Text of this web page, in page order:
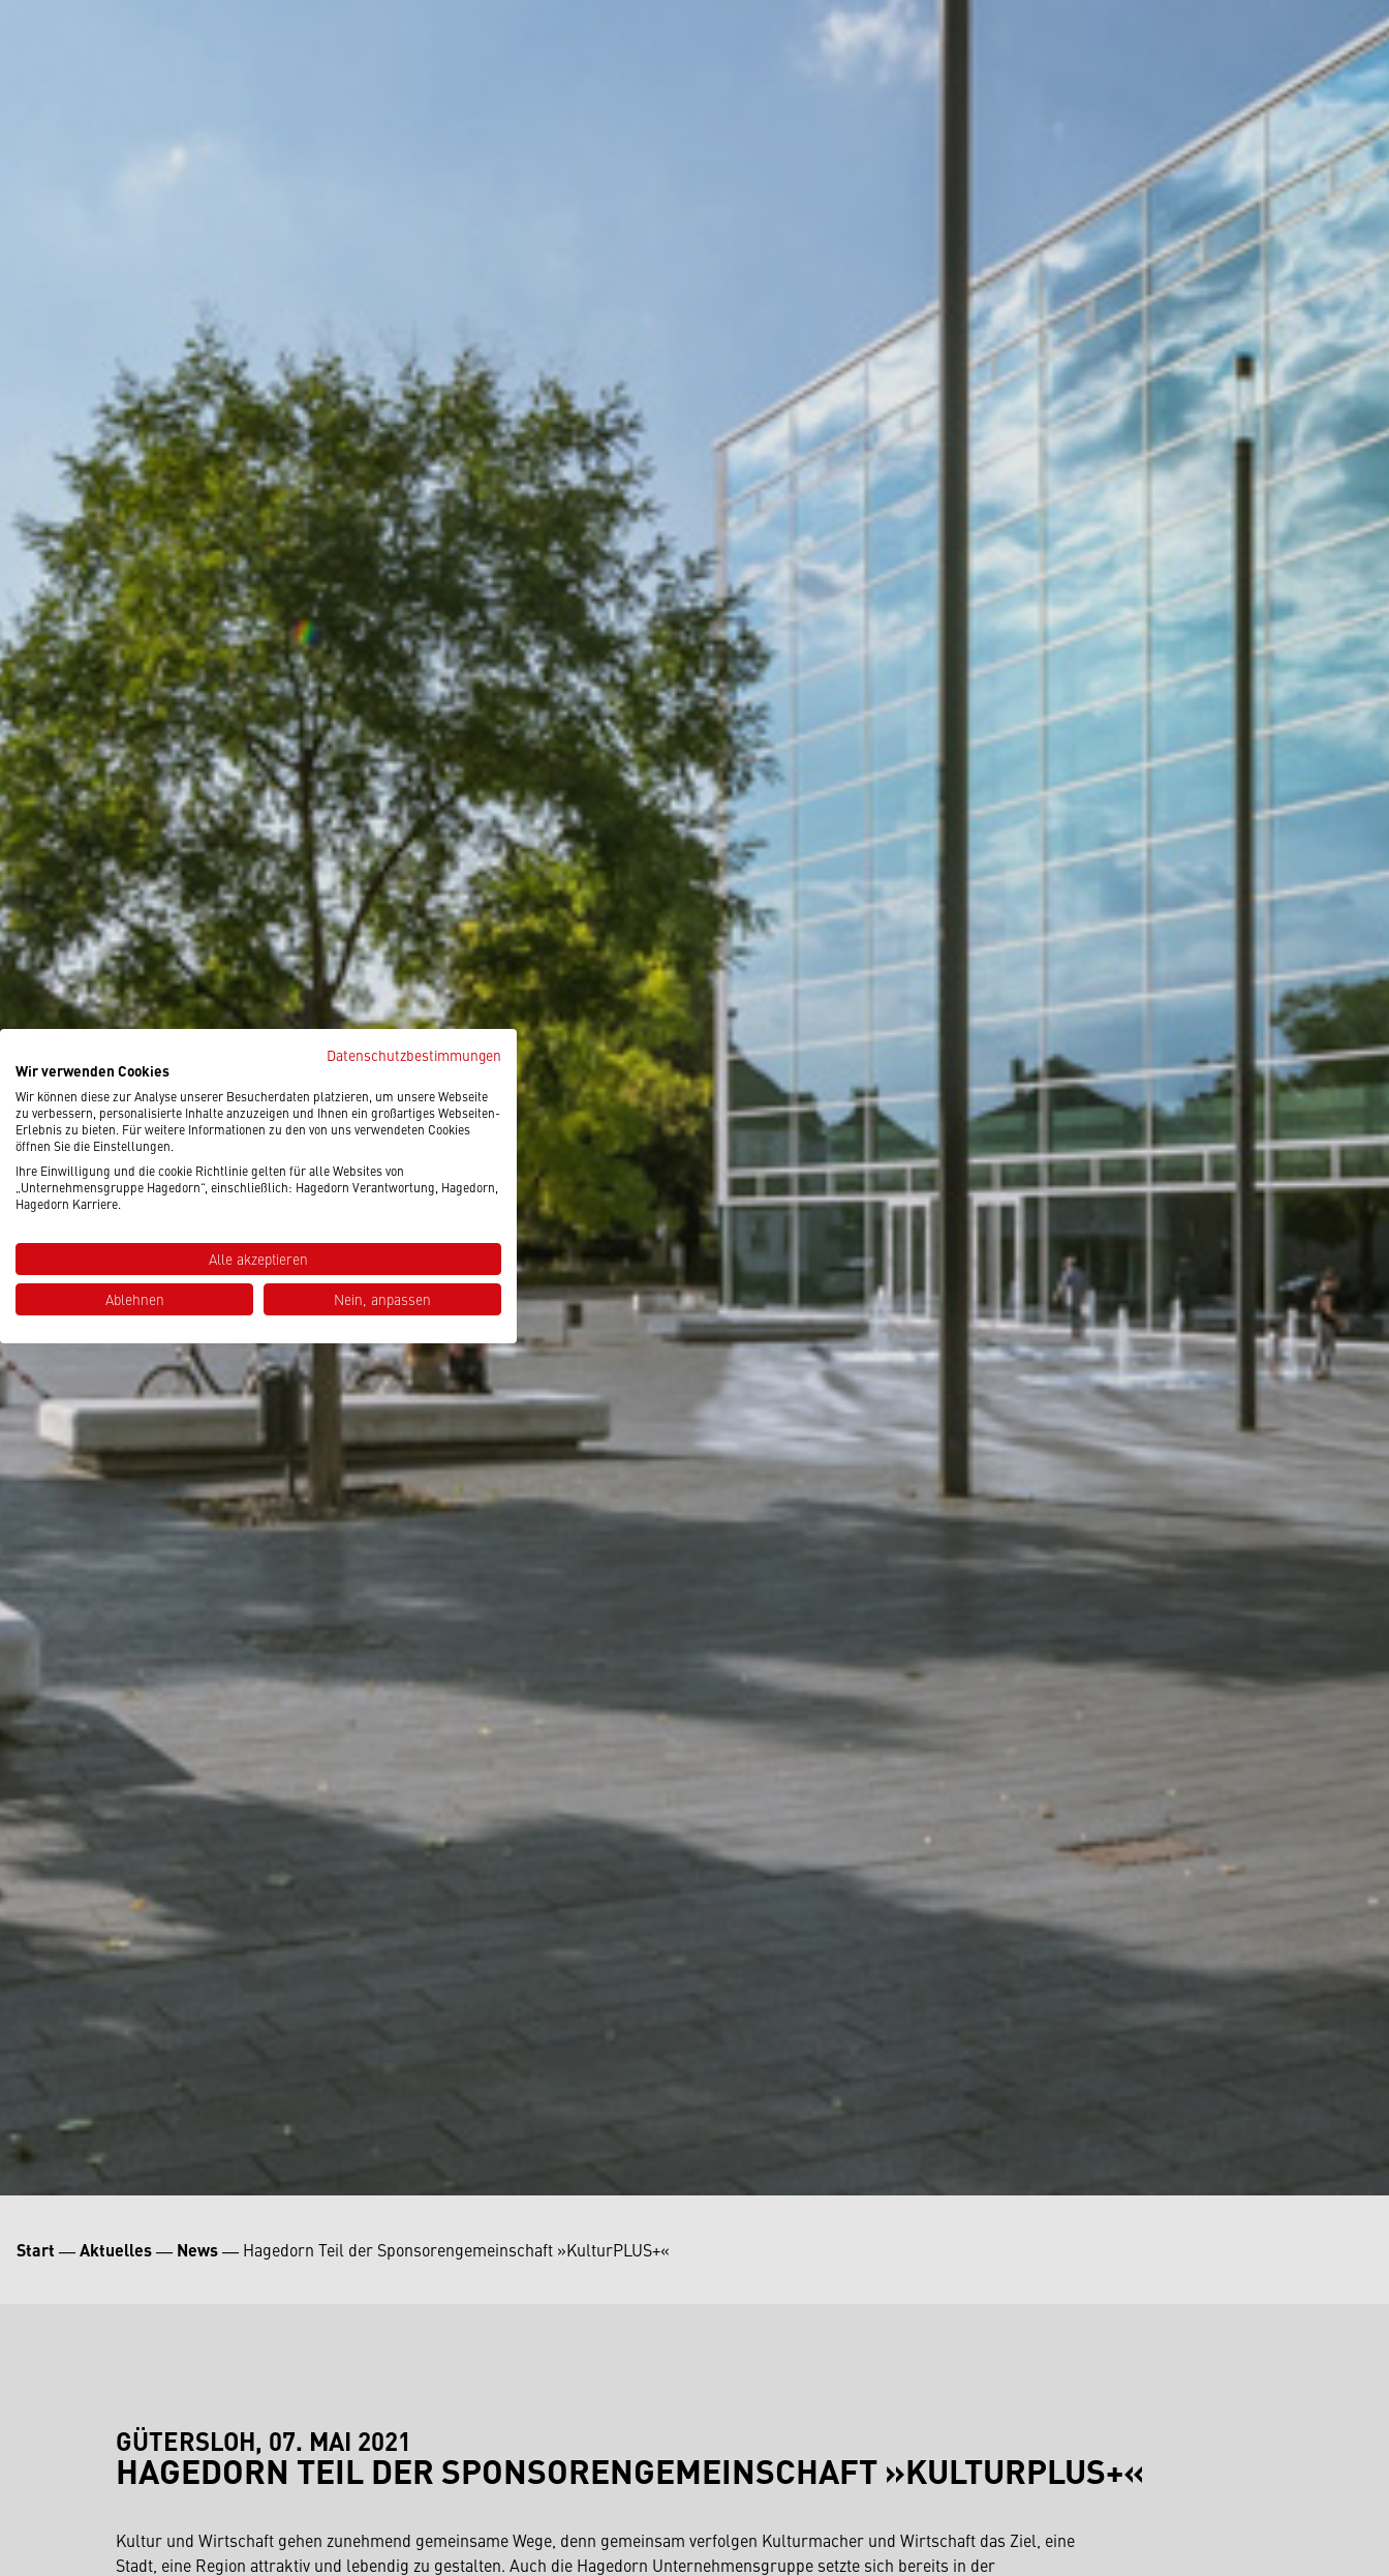
Start ―Aktuelles― News―Hagedorn Teil der Sponsorengemeinschaft »KulturPLUS+«
GÜTERSLOH, 07. MAI 2021
HAGEDORN TEIL DER SPONSORENGEMEINSCHAFT »KULTURPLUS+«
Kultur und Wirtschaft gehen zunehmend gemeinsame Wege, denn gemeinsam verfolgen Kulturmacher und Wirtschaft das Ziel, eine
Stadt, eine Region attraktiv und lebendig zu gestalten. Auch die Hagedorn Unternehmensgruppe setzte sich bereits in der
Datenschutzbestimmungen
Wir verwenden Cookies
Wir können diese zur Analyse unserer Besucherdaten platzieren, um unsere Webseite
zu verbessern, personalisierte Inhalte anzuzeigen und Ihnen ein großartiges Webseiten-
Erlebnis zu bieten. Für weitere Informationen zu den von uns verwendeten Cookies
öffnen Sie die Einstellungen.
Ihre Einwilligung und die cookie Richtlinie gelten für alle Websites von
„Unternehmensgruppe Hagedorn“, einschließlich: Hagedorn Verantwortung, Hagedorn,
Hagedorn Karriere.
Alle akzeptieren
Ablehnen Nein, anpassen